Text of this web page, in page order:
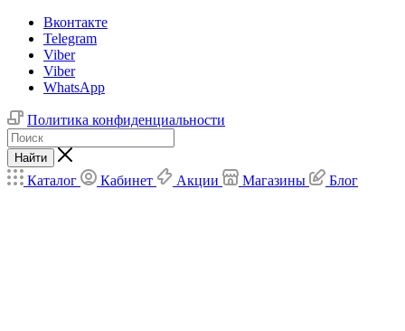
Вконтакте
Telegram
Viber
Viber
WhatsApp
Политика конфиденциальности
Найти
Каталог Кабинет Акции Магазины Блог